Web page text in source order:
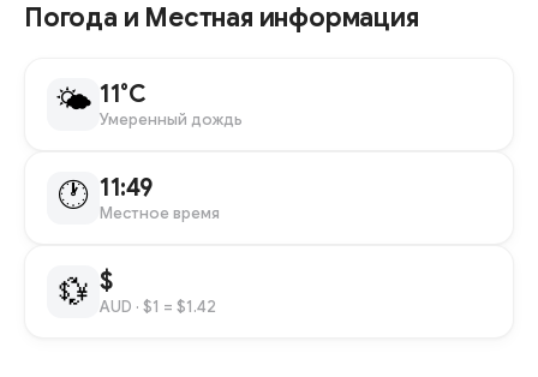
Погода и Местная информация
🌤 11°C
Умеренный дождь
🕐 11:49
Местное время
💱 $
AUD · $1 = $1.42